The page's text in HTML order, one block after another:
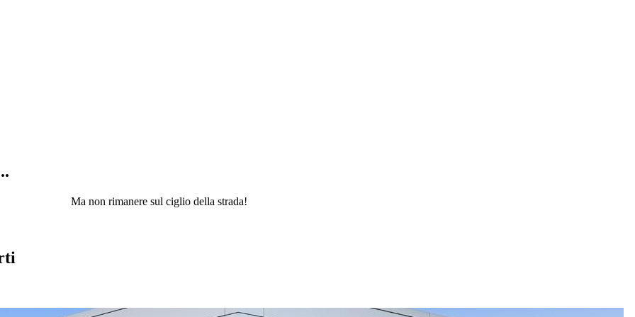
Ma non rimanere sul ciglio della strada!